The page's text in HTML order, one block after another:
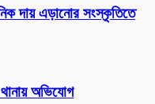
দায় এড়ানোর সংস্কৃতিতে
অভিযোগ